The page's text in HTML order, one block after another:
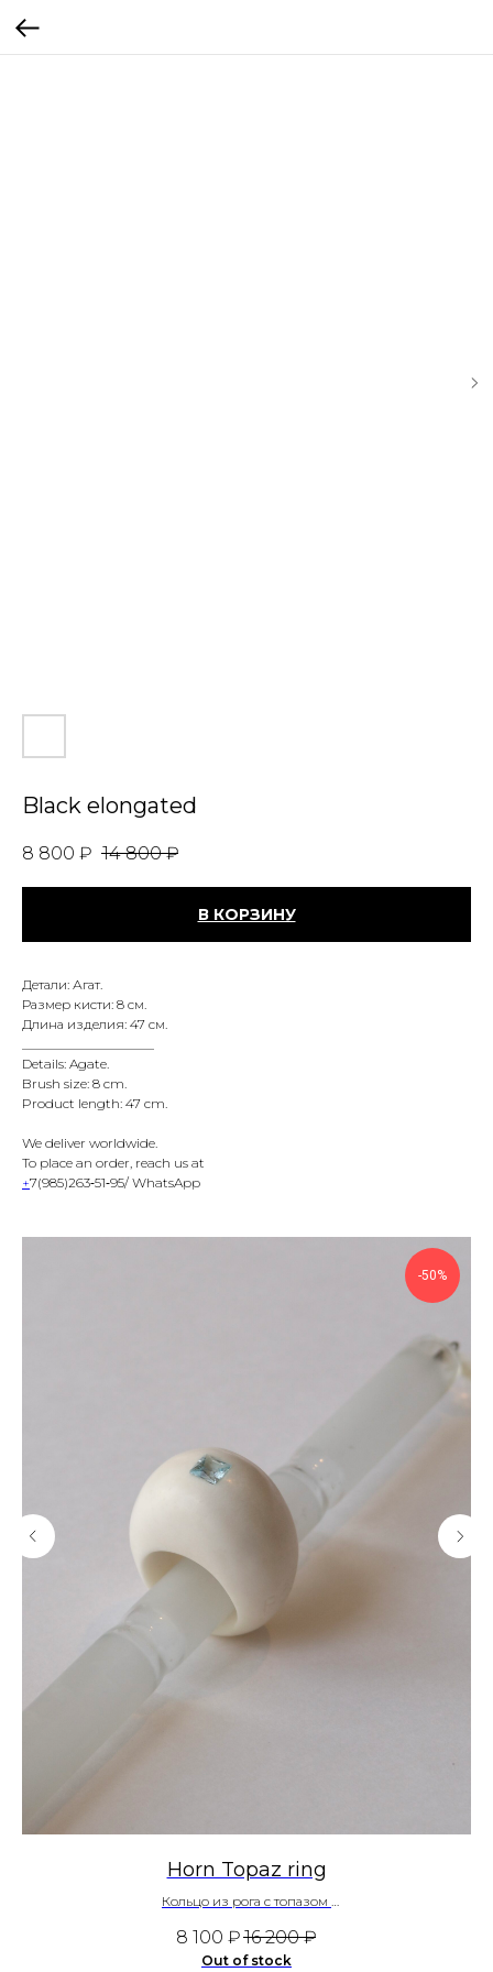
Black elongated
8 800 ₽ 14 800 ₽
В КОРЗИНУ
Детали: Агат.
Размер кисти: 8 см.
Длина изделия: 47 см.
Details: Agate.
Brush size: 8 cm.
Product length: 47 cm.
We deliver worldwide.
To place an order, reach us at
+‪7(985)263‑51‑95/ WhatsApp
-50%
Horn Topaz ring
Кольцо из рога с топазом
8 100 ₽ 16 200 ₽
Out of stock